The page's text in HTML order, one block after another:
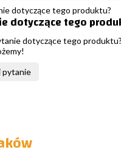
dotyczące tego
dotyczące tego
pytanie